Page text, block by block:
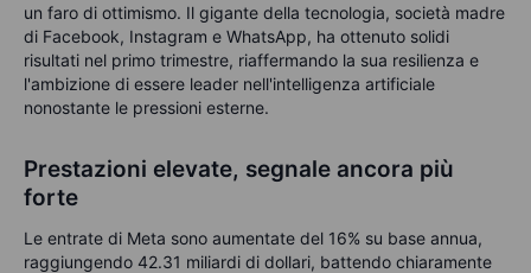
un faro di ottimismo. Il gigante della tecnologia, società madre
di Facebook, Instagram e WhatsApp, ha ottenuto solidi
risultati nel primo trimestre, riaffermando la sua resilienza e
l'ambizione di essere leader nell'intelligenza artificiale
nonostante le pressioni esterne.
Prestazioni elevate, segnale ancora più
forte
Le entrate di Meta sono aumentate del 16% su base annua,
raggiungendo 42.31 miliardi di dollari, battendo chiaramente